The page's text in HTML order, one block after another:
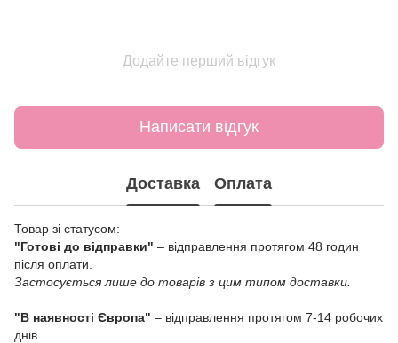
Додайте перший відгук
Написати відгук
Доставка Оплата
Товар зі статусом:
"Готові до відправки" – відправлення протягом 48 годин
після оплати.
Застосується лише до товарів з цим типом доставки.
"В наявності Європа" – відправлення протягом 7-14 робочих
днів.